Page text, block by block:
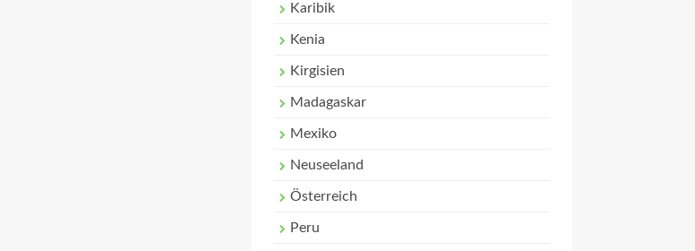
Karibik
Kenia
Kirgisien
Madagaskar
Mexiko
Neuseeland
Österreich
Peru